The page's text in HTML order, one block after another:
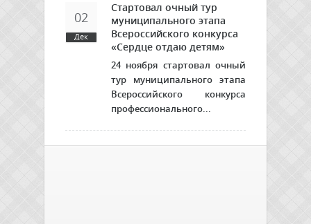
02
Дек
Стартовал очный тур
муниципального этапа
Всероссийского конкурса
«Сердце отдаю детям»
24 ноября стартовал очный
тур муниципального этапа
Всероссийского конкурса
профессионального...